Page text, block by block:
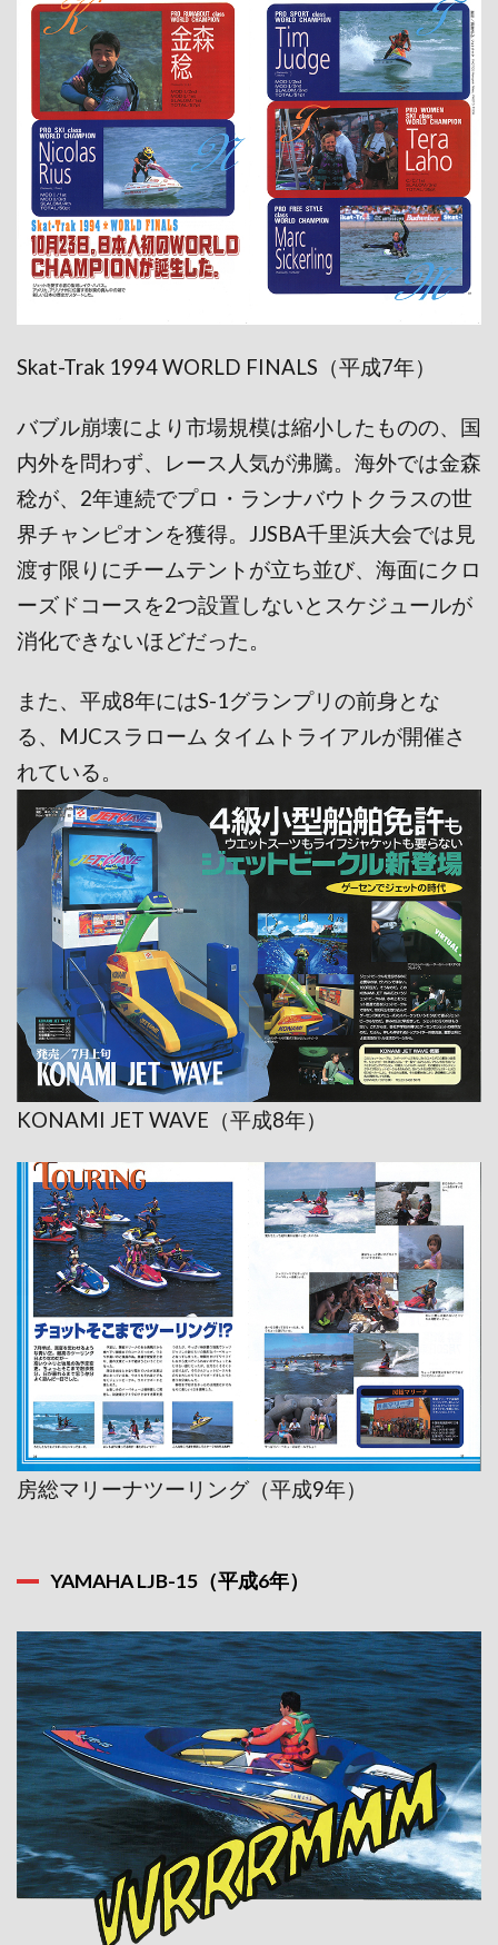
Skat-Trak 1994 WORLD FINALS（平成7年）
バブル崩壊により市場規模は縮小したものの、国
内外を問わず、レース人気が沸騰。海外では金森
稔が、2年連続でプロ・ランナバウトクラスの世
界チャンピオンを獲得。JJSBA千里浜大会では見
渡す限りにチームテントが立ち並び、海面にクロ
ーズドコースを2つ設置しないとスケジュールが
消化できないほどだった。
また、平成8年にはS-1グランプリの前身とな
る、MJCスラローム タイムトライアルが開催さ
れている。
KONAMI JET WAVE（平成8年）
房総マリーナツーリング（平成9年）
YAMAHA LJB-15（平成6年）